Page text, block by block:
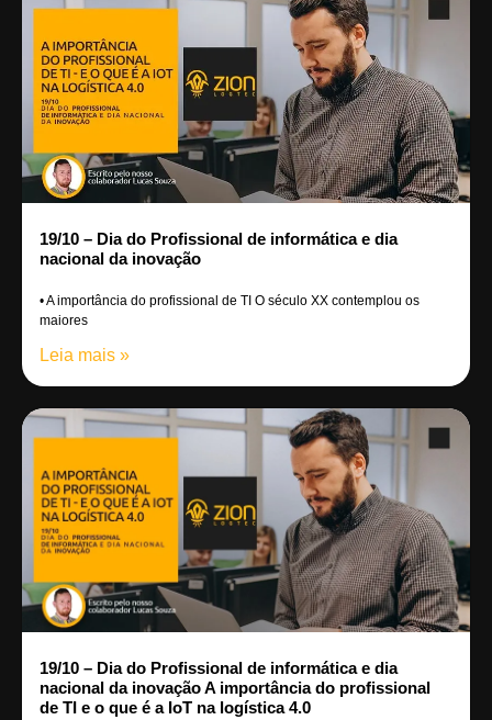
19/10 – Dia do Profissional de informática e dia
nacional da inovação
• A importância do profissional de TI O século XX contemplou os
maiores
Leia mais »
19/10 – Dia do Profissional de informática e dia
nacional da inovação A importância do profissional
de TI e o que é a IoT na logística 4.0